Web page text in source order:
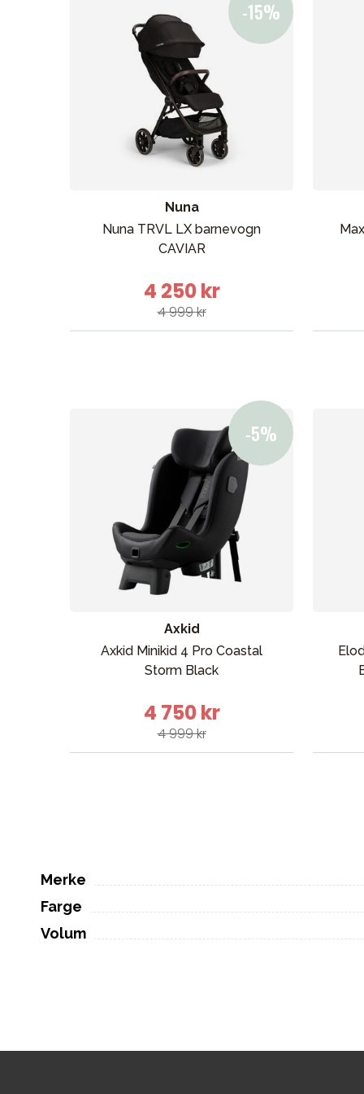
Nuna
Nuna TRVL LX barnevogn
CAVIAR
4 250 kr
4 999 kr
Axkid
Axkid Minikid 4 Pro Coastal
Storm Black
4 750 kr
4 999 kr
Merke
Farge
Volum